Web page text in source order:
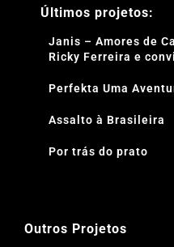
Últimos projetos:
Janis – Amores de
Ricky Ferreira e
Perfekta Uma
Assalto à Brasileira
Por trás do prato
Outros Projetos